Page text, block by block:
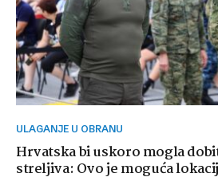
ULAGANJE U OBRANU
Hrvatska bi uskoro mogla
streljiva: Ovo je moguća